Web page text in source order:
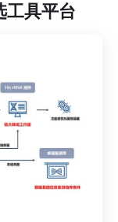
工具平台